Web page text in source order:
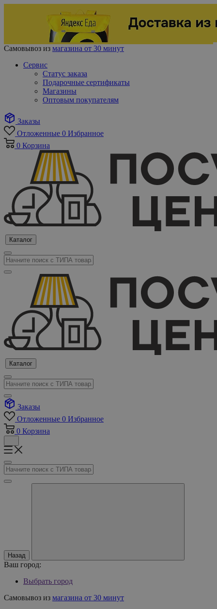
Самовывоз из магазина от 30 минут
Сервис
Статус заказа
Подарочные сертификаты
Магазины
Оптовым покупателям
Заказы
Отложенные 0 Избранное
0 Корзина
Каталог
Каталог
Заказы
Отложенные 0 Избранное
0 Корзина
Назад
Ваш город:
Выбрать город
Самовывоз из магазина от 30 минут